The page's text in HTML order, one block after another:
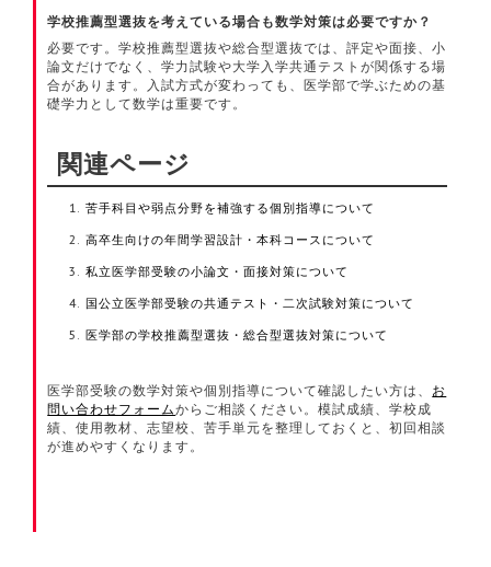
学校推薦型選抜を考えている場合も数学対策は必要ですか？
必要です。学校推薦型選抜や総合型選抜では、評定や面接、小
論文だけでなく、学力試験や大学入学共通テストが関係する場
合があります。入試方式が変わっても、医学部で学ぶための基
礎学力として数学は重要です。
関連ページ
苦手科目や弱点分野を補強する個別指導について
高卒生向けの年間学習設計・本科コースについて
私立医学部受験の小論文・面接対策について
国公立医学部受験の共通テスト・二次試験対策について
医学部の学校推薦型選抜・総合型選抜対策について
医学部受験の数学対策や個別指導について確認したい方は、 お
問い合わせフォームからご相談ください。模試成績、学校成
績、使用教材、志望校、苦手単元を整理しておくと、初回相談
が進めやすくなります。